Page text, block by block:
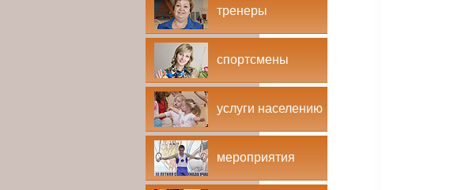
тренеры
спортсмены
услуги населению
мероприятия